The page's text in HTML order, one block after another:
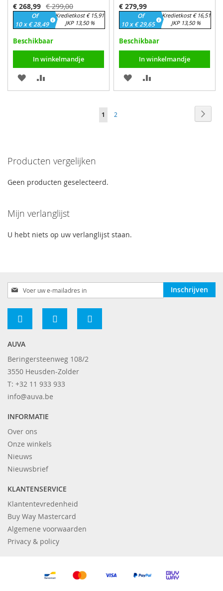
Speciale
prijs
€ 268,99 € 299,00
Of
10 x € 28,49
Kredietkost € 15,91
JKP 13,50 %
Beschikbaar
In winkelmandje
VOEG
TOE OM
€ 279,99
Of
10 x € 29,65
Kredietkost € 16,51
JKP 13,50 %
Beschikbaar
In winkelmandje
VOEG
TOE OM
Pagina
U1 Pagina
2
Producten vergelijken
Geen producten geselecteerd.
Mijn verlanglijst
U hebt niets op uw verlanglijst staan.
Abonneer
u
op
onze
Inschrijven
AUVA
Beringersteenweg 108/2
3550 Heusden-Zolder
T: +32 11 933 933
info@auva.be
INFORMATIE
Over ons
Onze winkels
Nieuws
Nieuwsbrief
KLANTENSERVICE
Klantentevredenheid
Buy Way Mastercard
Algemene voorwaarden
Privacy & policy